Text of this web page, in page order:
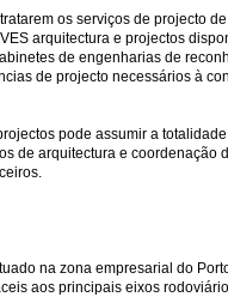
os serviços de projecto
arquitectura e projectos
de engenharias de
de projecto necessários à
pode assumir a
de arquitectura e coordenação
na zona empresarial do
aos principais eixos